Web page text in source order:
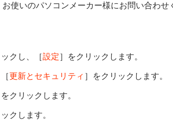
使いのパソコンメーカー様にお問い合わせ
クし、［設定 ］をクリックします。
更新とセキュリティ ］をクリックします。
クリックします。
クします。